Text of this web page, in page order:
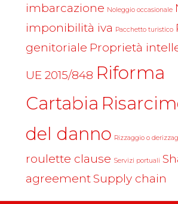
imbarcazione Noleggio occasionale
imponibilità iva Pacchetto turistico
genitoriale Proprietà
UE 2015/848 Riforma
Cartabia
del danno Rizzaggio o
roulette clause Servizi portuali
agreementSupply chain